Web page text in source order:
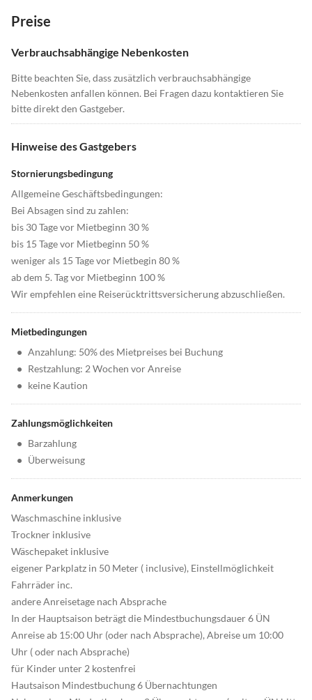
Preise
Verbrauchsabhängige Nebenkosten
Bitte beachten Sie, dass zusätzlich verbrauchsabhängige
Nebenkosten anfallen können. Bei Fragen dazu kontaktieren Sie
bitte direkt den Gastgeber.
Hinweise des Gastgebers
Stornierungsbedingung
Allgemeine Geschäftsbedingungen:
Bei Absagen sind zu zahlen:
bis 30 Tage vor Mietbeginn 30 %
bis 15 Tage vor Mietbeginn 50 %
weniger als 15 Tage vor Mietbegin 80 %
ab dem 5. Tag vor Mietbeginn 100 %
Wir empfehlen eine Reiserücktrittsversicherung abzuschließen.
Mietbedingungen
• Anzahlung: 50% des Mietpreises bei Buchung
• Restzahlung: 2 Wochen vor Anreise
• keine Kaution
Zahlungsmöglichkeiten
• Barzahlung
• Überweisung
Anmerkungen
Waschmaschine inklusive
Trockner inklusive
Wäschepaket inklusive
eigener Parkplatz in 50 Meter ( inclusive), Einstellmöglichkeit
Fahrräder inc.
andere Anreisetage nach Absprache
In der Hauptsaison beträgt die Mindestbuchungsdauer 6 ÜN
Anreise ab 15:00 Uhr (oder nach Absprache), Abreise um 10:00
Uhr ( oder nach Absprache)
für Kinder unter 2 kostenfrei
Hautsaison Mindestbuchung 6 Übernachtungen